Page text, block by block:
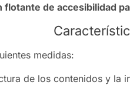
de accesibilidad
medidas:
de los contenidos y